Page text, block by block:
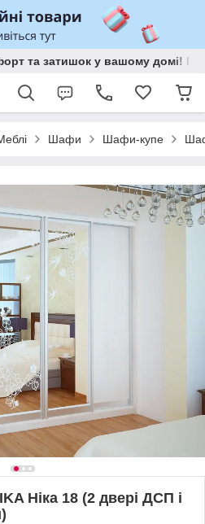
та затишок у вашому домі!
Шафи Шафи-купе
Ніка 18 (2 двері ДСП і